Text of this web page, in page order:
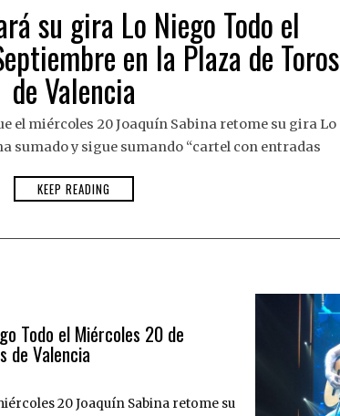
su gira Lo Niego Todo el
en la Plaza de Toros
de Valencia
el miércoles 20 Joaquín Sabina retome su gira Lo
sumado y sigue sumando “cartel con entradas
KEEP READING
Todo el Miércoles 20 de
de Valencia
20 Joaquín Sabina retome su